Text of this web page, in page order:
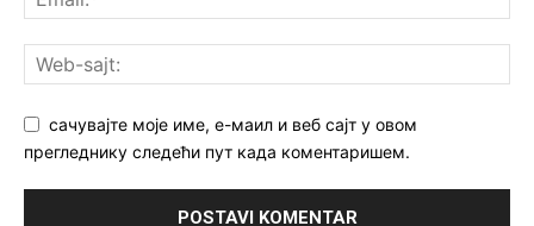
сачувајте моје име, е-маил и веб сајт у овом
прегледнику следећи пут када коментаришем.